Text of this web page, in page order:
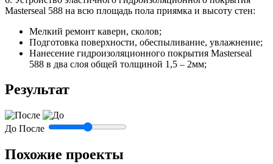
Masterseal 588 на всю площадь пола приямка и высоту стен:
Мелкий ремонт каверн, сколов;
Подготовка поверхности, обеспыливание, увлажнение;
Нанесение гидроизоляционного покрытия Masterseal
588 в два слоя общей толщиной 1,5 – 2мм;
Результат
До После
Похожие проекты